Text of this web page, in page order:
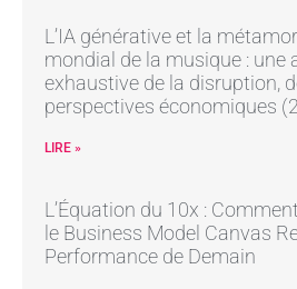
L’IA générative et la
mondial de la musique : une
exhaustive de la disruption,
perspectives économiques
LIRE »
L’Équation du 10x :
le Business Model Canvas
Performance de Demain